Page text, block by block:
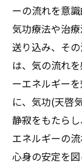
ーの流れを意
気功療法や治
送り込み、そ
は、気の流れ
ーエネルギー
に、気功(天啓
静寂をもたら
エネルギーの
心身の安定を